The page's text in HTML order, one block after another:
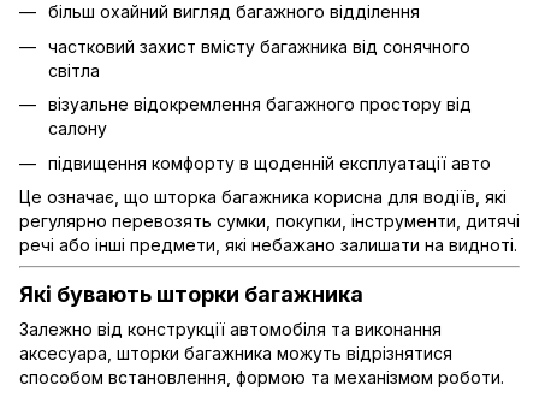
більш охайний вигляд багажного відділення
частковий захист вмісту багажника від сонячного
світла
візуальне відокремлення багажного простору від
салону
підвищення комфорту в щоденній експлуатації авто
Це означає, що шторка багажника корисна для водіїв, які
регулярно перевозять сумки, покупки, інструменти, дитячі
речі або інші предмети, які небажано залишати на видноті.
Які бувають шторки багажника
Залежно від конструкції автомобіля та виконання
аксесуара, шторки багажника можуть відрізнятися
способом встановлення, формою та механізмом роботи.